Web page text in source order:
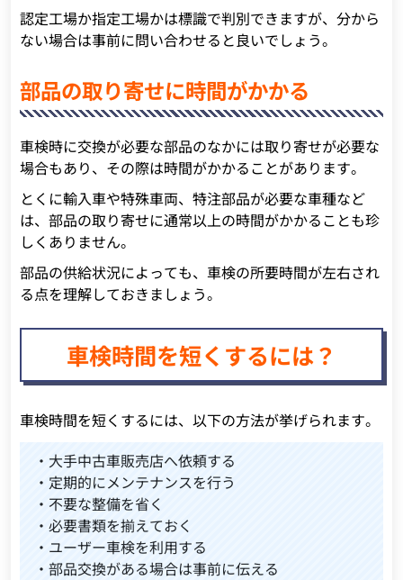
認定工場か指定工場かは標識で判別できますが、分から
ない場合は事前に問い合わせると良いでしょう。
部品の取り寄せに時間がかかる
車検時に交換が必要な部品のなかには取り寄せが必要な
場合もあり、その際は時間がかかることがあります。
とくに輸入車や特殊車両、特注部品が必要な車種など
は、部品の取り寄せに通常以上の時間がかかることも珍
しくありません。
部品の供給状況によっても、車検の所要時間が左右され
る点を理解しておきましょう。
車検時間を短くするには？
車検時間を短くするには、以下の方法が挙げられます。
・大手中古車販売店へ依頼する
・定期的にメンテナンスを行う
・不要な整備を省く
・必要書類を揃えておく
・ユーザー車検を利用する
・部品交換がある場合は事前に伝える